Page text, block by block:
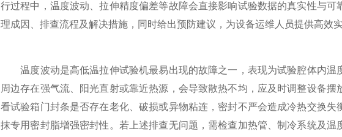
行过程中，温度波动、拉伸精度偏差等故障会直接影响试验数据的真实性与
理成因、排查流程及解决措施，同时给出预防建议，为设备运维人员提供高效实
温度波动是高低温拉伸试验机最易出现的故障之一，表现为试验腔体内温
周边存在强气流、阳光直射或靠近热源，会导致散热不均，应及时调整设备
看试验箱门封条是否存在老化、破损或异物粘连，密封不严会造成冷热交换
抹专用密封脂增强密封性。若上述排查无问题，需检查加热管、制冷系统及